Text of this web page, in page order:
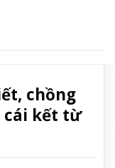
chồng
cái kết từ